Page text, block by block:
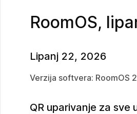
RoomOS,
Lipanj 22, 2026
Verzija softvera: RoomOS
QR uparivanje za sve